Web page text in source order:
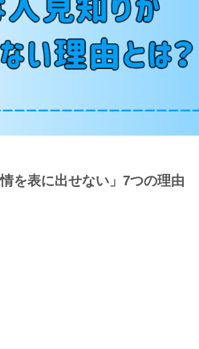
を表に出せない」7つの理由